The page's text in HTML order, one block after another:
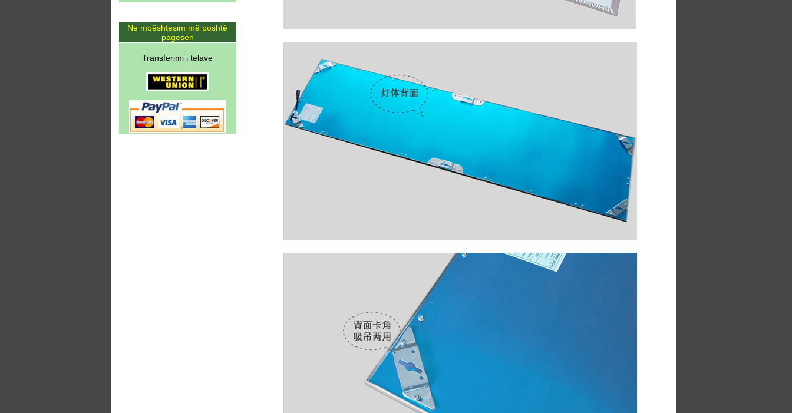
Ne mbështesim më poshtë
pagesën
Transferimi i telave